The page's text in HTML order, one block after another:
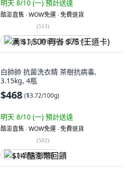
明天 8/10 (一) 預計送達
酷澎直售 ∙ WOW免運 ∙ 免費退貨
(513)
满 $1,500 再省 $75 (王道卡)
白帥帥 抗菌洗衣精 茶樹抗病毒,
3.15kg, 4瓶
$468 ($3.72/100g)
明天 8/10 (一) 預計送達
酷澎直售 ∙ WOW免運 ∙ 免費退貨
(502)
$14 酷澎幣回饋